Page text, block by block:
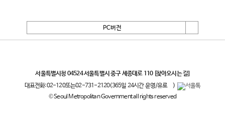
PC버전
서울특별시청 04524 서울특별시 중구 세종대로 110 [찾아오시는 길]
대표전화:02-120또는02-731-2120(365일 24시간 운영/유료
)
© Seoul Metropolitan Government all rights reserved